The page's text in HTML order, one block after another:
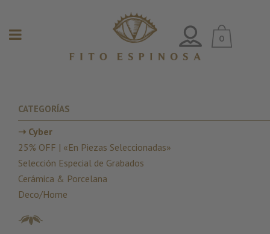
0
CATEGORÍAS
➝ Cyber
25% OFF | «En Piezas Seleccionadas»
Selección Especial de Grabados
Cerámica & Porcelana
Deco/Home